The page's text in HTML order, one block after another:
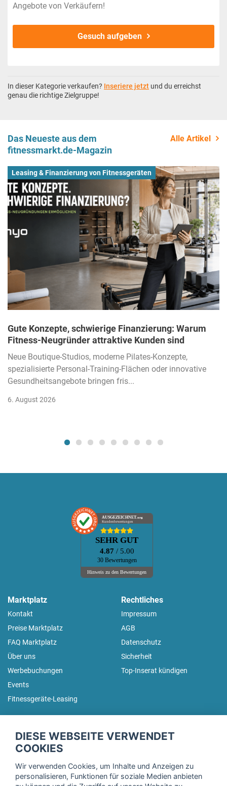
Angebote von Verkäufern!
Gesuch aufgeben
In dieser Kategorie verkaufen? Inseriere jetzt und du erreichst
genau die richtige Zielgruppe!
Das Neueste aus dem
fitnessmarkt.de-Magazin
Alle Artikel
Leasing & Finanzierung von Fitnessgeräten
Gute Konzepte, schwierige Finanzierung: Warum
Fitness-Neugründer attraktive Kunden sind
Neue Boutique-Studios, moderne Pilates-Konzepte,
spezialisierte Personal-Training-Flächen oder innovative
Gesundheitsangebote bringen fris...
6. August 2026
AUSGEZEICHNET.org
Kundenbewertungen
SEHR GUT
4.87 / 5.00
30 Bewertungen
Hinweis zu den Bewertungen
Marktplatz
Kontakt
Preise Marktplatz
FAQ Marktplatz
Über uns
Werbebuchungen
Events
Fitnessgeräte-Leasing
Rechtliches
Impressum
AGB
Datenschutz
Sicherheit
Top-Inserat kündigen
Trage dich hier für unseren Newsletter ein und erhalte regelmäßig
DIESE WEBSEITE VERWENDET
COOKIES
Wir verwenden Cookies, um Inhalte und Anzeigen zu
personalisieren, Funktionen für soziale Medien anbieten